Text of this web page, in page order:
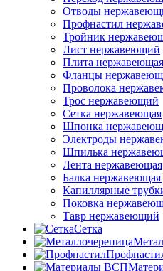
Отводы
Профнастил
Тройник
Лист нержавеющий
Плита нержавеющая
Фланцы
Проволока
Трос нержавеющий
Сетка нержавеющая
Шпонка
Электроды
Шпилька
Лента нержавеющая
Балка нержавеющая
Капиллярные
Поковка
Тавр нержавеющий
Сетка